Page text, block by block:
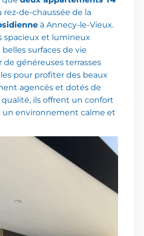
rez-de-chaussée de la
à Annecy-le-Vieux.
spacieux et lumineux
surfaces de vie
de généreuses terrasses
pour profiter des beaux
agencés et dotés de
ils offrent un confort
un environnement calme et